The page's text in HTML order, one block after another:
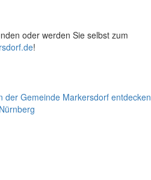
oder werden Sie selbst zum
!